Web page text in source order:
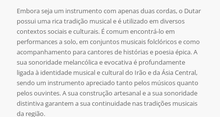
Embora seja um instrumento com apenas duas cordas, o Dutar
possui uma rica tradição musical e é utilizado em diversos
contextos sociais e culturais. É comum encontrá-lo em
performances a solo, em conjuntos musicais folclóricos e como
acompanhamento para cantores de histórias e poesia épica. A
sua sonoridade melancólica e evocativa é profundamente
ligada à identidade musical e cultural do Irão e da Ásia Central,
sendo um instrumento apreciado tanto pelos músicos quanto
pelos ouvintes. A sua construção artesanal e a sua sonoridade
distintiva garantem a sua continuidade nas tradições musicais
da região.